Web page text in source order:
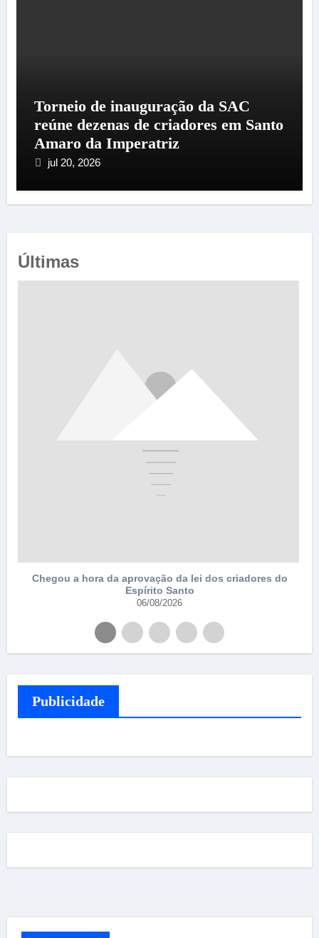
Torneio de inauguração da SAC
reúne dezenas de criadores em Santo
Amaro da Imperatriz
jul 20, 2026
Últimas
Chegou a hora da aprovação da lei dos criadores do
Espírito Santo
06/08/2026
Publicidade